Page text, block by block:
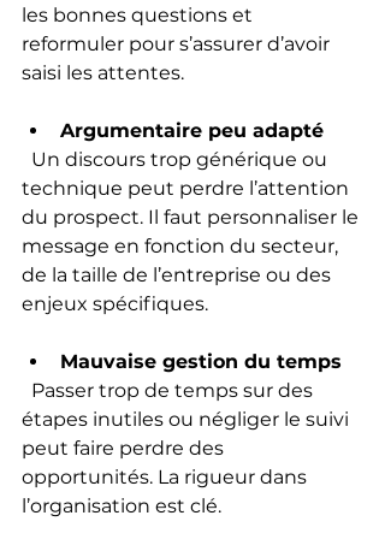
les bonnes questions et
reformuler pour s’assurer d’avoir
saisi les attentes.
Argumentaire peu adapté
technique peut perdre l’attention
du prospect. Il faut personnaliser le
message en fonction du secteur,
de la taille de l’entreprise ou des
enjeux spécifiques.
Mauvaise gestion du temps
étapes inutiles ou négliger le suivi
peut faire perdre des
opportunités. La rigueur dans
l’organisation est clé.